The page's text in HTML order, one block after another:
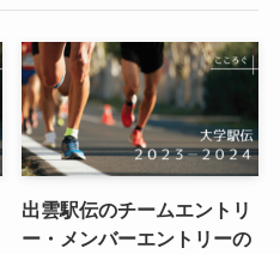
出雲駅伝のチームエントリ
ー・メンバーエントリーの